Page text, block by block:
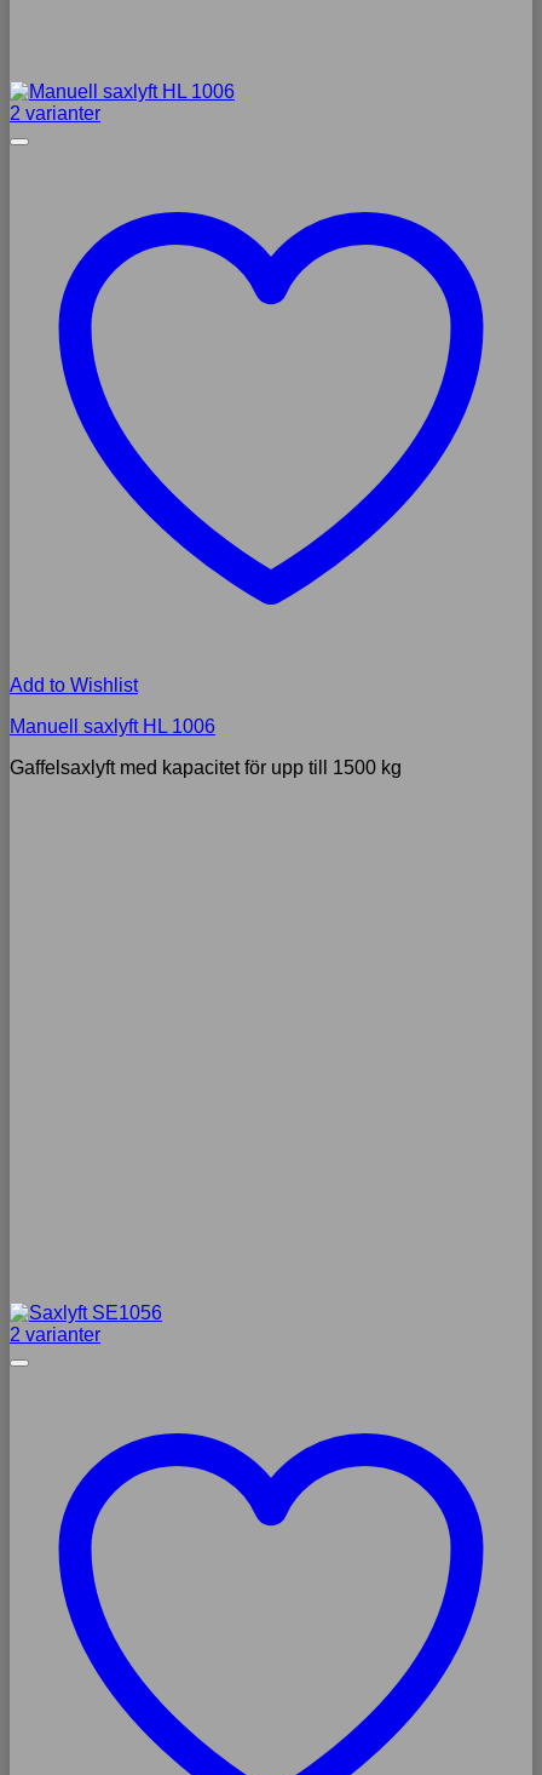
2 varianter
Add to Wishlist
Manuell saxlyft HL 1006
Gaffelsaxlyft med kapacitet för upp till 1500 kg
2 varianter